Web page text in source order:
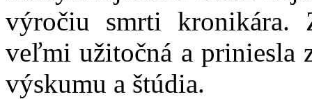
výročiu smrti kronikára.
veľmi užitočná a priniesla
výskumu a štúdia.